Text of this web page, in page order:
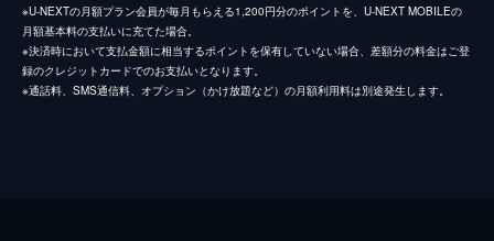
※U-NEXTの月額プラン会員が毎月もらえる1,200円分のポイントを、U-NEXT MOBILEの
月額基本料の支払いに充てた場合。
※決済時において支払金額に相当するポイントを保有していない場合、差額分の料金はご登
録のクレジットカードでのお支払いとなります。
※通話料、SMS通信料、オプション（かけ放題など）の月額利用料は別途発生します。